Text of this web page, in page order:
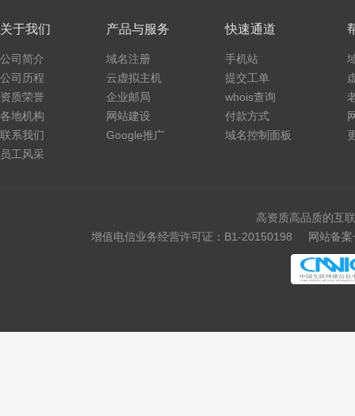
关于我们
公司简介
公司历程
资质荣誉
各地机构
联系我们
员工风采
产品与服务
域名注册
云虚拟主机
企业邮局
网站建设
Google推广
快速通道
手机站
提交工单
whois查询
付款方式
域名控制面板
高资质高品质的互
增值电信业务经营许可证：B1-20150198
网站备